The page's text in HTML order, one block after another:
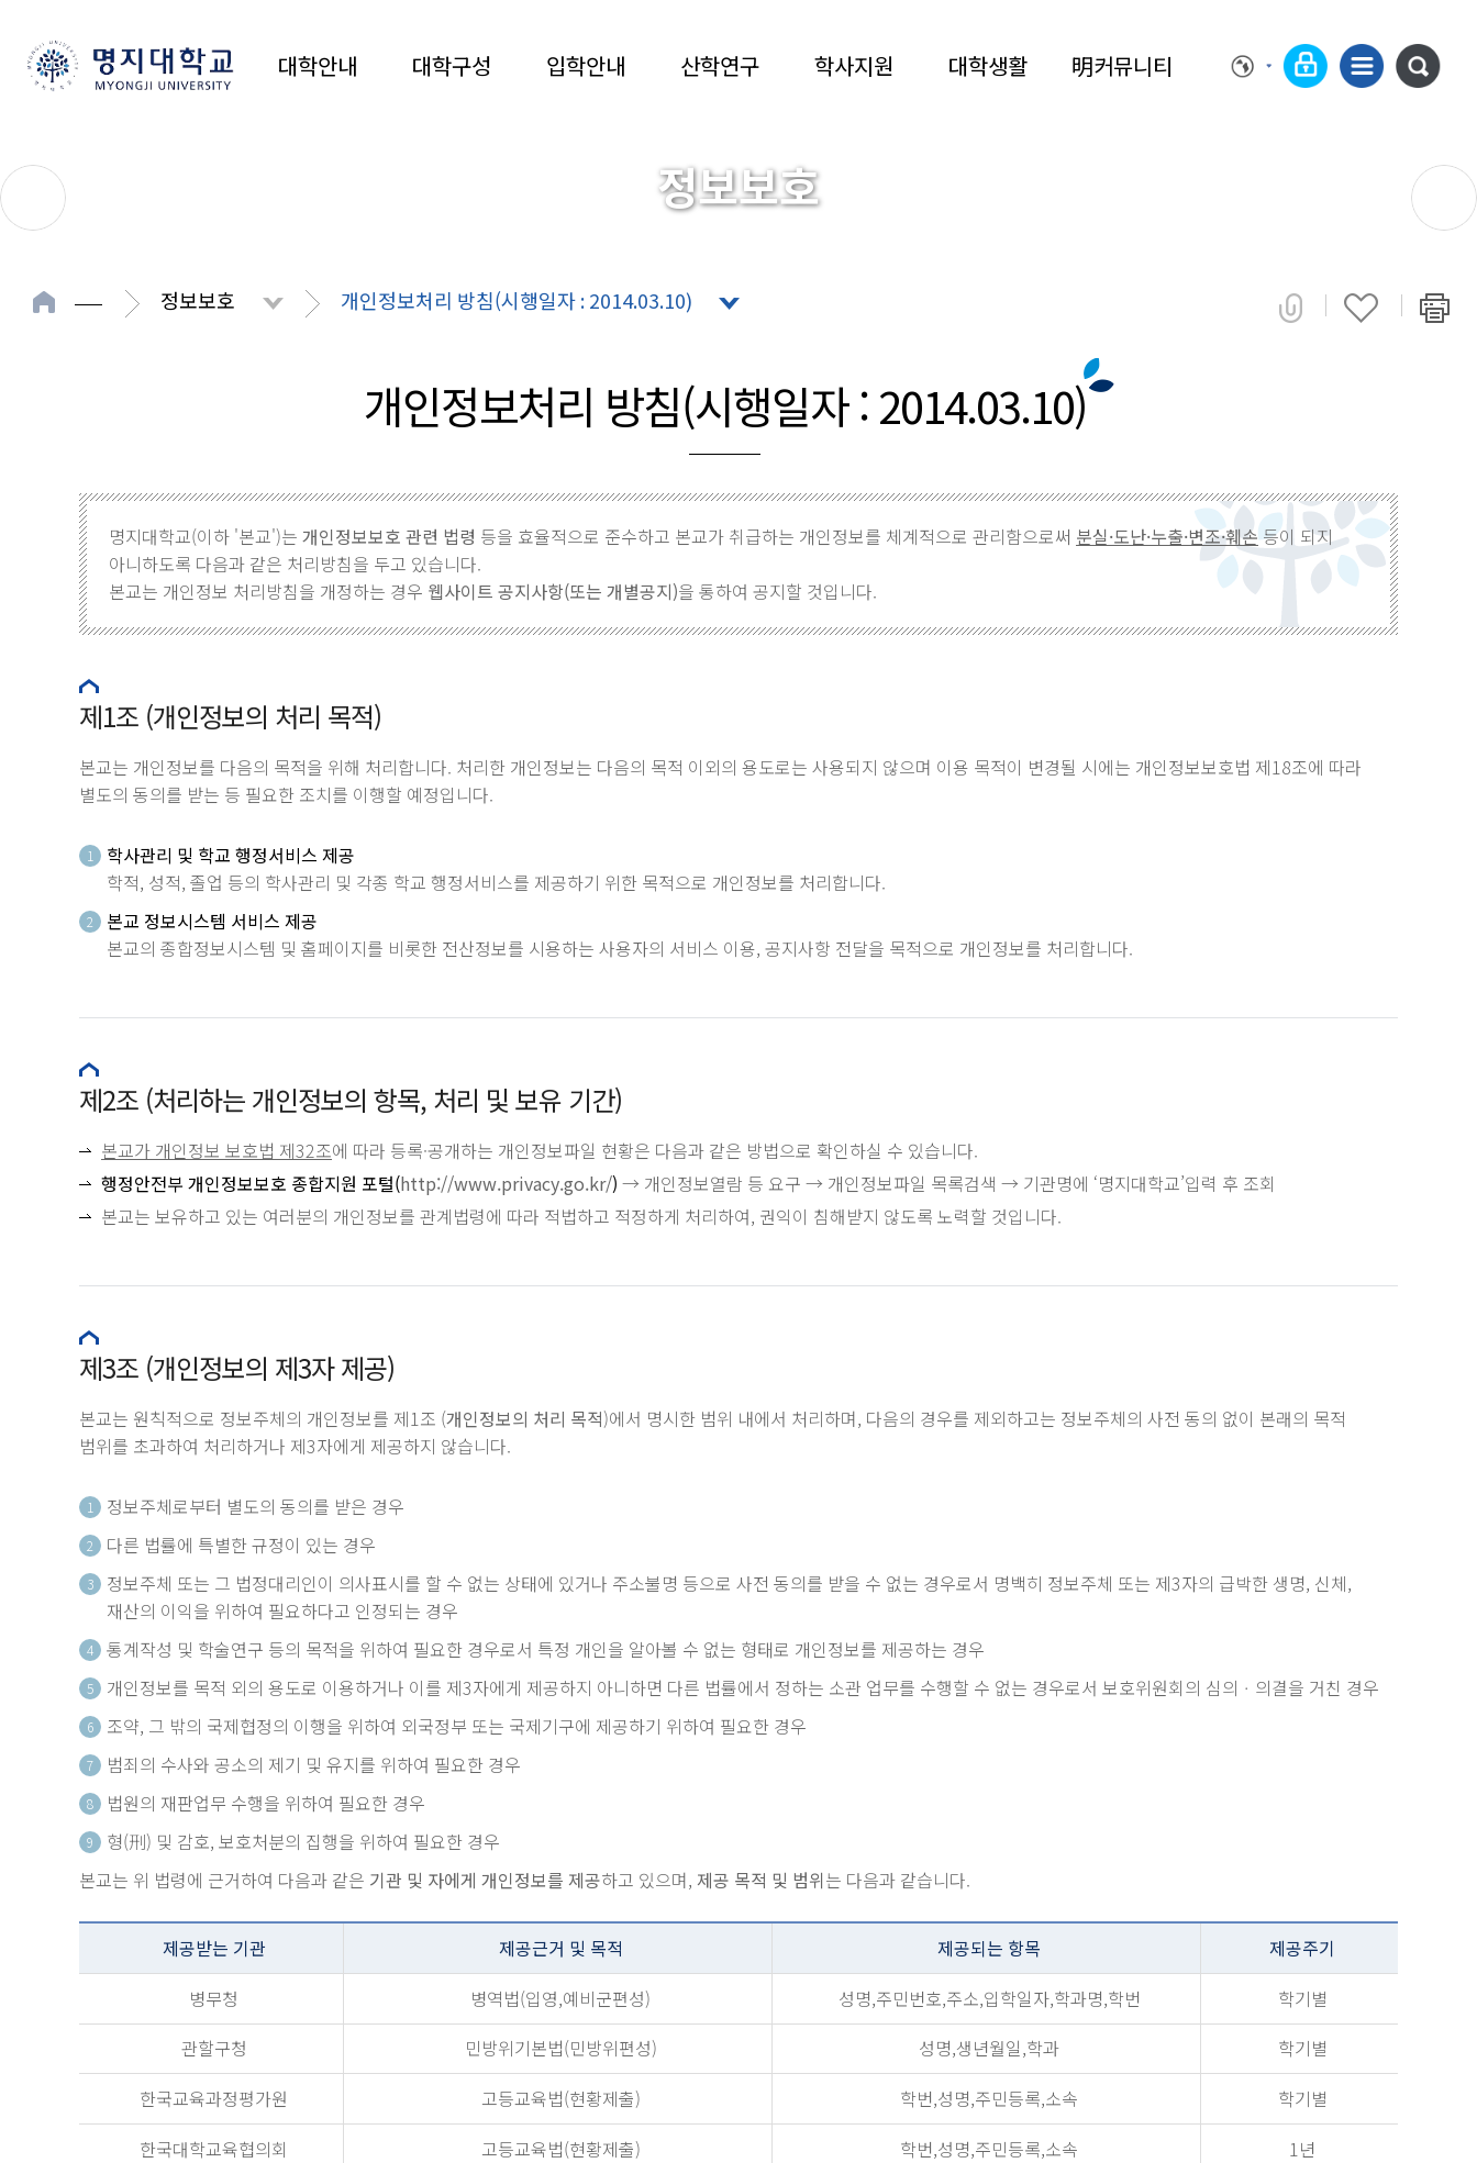
대학안내 대학구성 입학안내 산학연구 학사지원 대학생활 明커뮤니티
정보보호
정보보호 개인정보처리 방침(시행일자 : 2014.03.10)
개인정보처리 방침(시행일자 : 2014.03.10)
명지대학교(이하 '본교')는 개인정보보호 관련 법령 등을 효율적으로 준수하고 본교가 취급하는 개인정보를 체계적으로 관리함으로써 분실·도난·누출·변조·훼손등이 되지
아니하도록 다음과 같은 처리방침을 두고 있습니다.
본교는 개인정보 처리방침을 개정하는 경우 웹사이트 공지사항(또는 개별공지)을 통하여 공지할 것입니다.
제1조 (개인정보의 처리 목적)
본교는 개인정보를 다음의 목적을 위해 처리합니다. 처리한 개인정보는 다음의 목적 이외의 용도로는 사용되지 않으며 이용 목적이 변경될 시에는 개인정보보호법 제18조에 따라
별도의 동의를 받는 등 필요한 조치를 이행할 예정입니다.
1
학사관리 및 학교 행정서비스 제공
학적, 성적, 졸업 등의 학사관리 및 각종 학교 행정서비스를 제공하기 위한 목적으로 개인정보를 처리합니다.
2
본교 정보시스템 서비스 제공
본교의 종합정보시스템 및 홈페이지를 비롯한 전산정보를 시용하는 사용자의 서비스 이용, 공지사항 전달을 목적으로 개인정보를 처리합니다.
제2조 (처리하는 개인정보의 항목, 처리 및 보유 기간)
본교가 개인정보 보호법 제32조에 따라 등록·공개하는 개인정보파일 현황은 다음과 같은 방법으로 확인하실 수 있습니다.
행정안전부 개인정보보호 종합지원 포털(http://www.privacy.go.kr/) → 개인정보열람 등 요구 → 개인정보파일 목록검색 → 기관명에 ‘명지대학교’입력 후 조회
본교는 보유하고 있는 여러분의 개인정보를 관계법령에 따라 적법하고 적정하게 처리하여, 권익이 침해받지 않도록 노력할 것입니다.
제3조 (개인정보의 제3자 제공)
본교는 원칙적으로 정보주체의 개인정보를 제1조 (개인정보의 처리 목적)에서 명시한 범위 내에서 처리하며, 다음의 경우를 제외하고는 정보주체의 사전 동의 없이 본래의 목적
범위를 초과하여 처리하거나 제3자에게 제공하지 않습니다.
1 정보주체로부터 별도의 동의를 받은 경우
2 다른 법률에 특별한 규정이 있는 경우
3
정보주체 또는 그 법정대리인이 의사표시를 할 수 없는 상태에 있거나 주소불명 등으로 사전 동의를 받을 수 없는 경우로서 명백히 정보주체 또는 제3자의 급박한 생명, 신체,
재산의 이익을 위하여 필요하다고 인정되는 경우
4 통계작성 및 학술연구 등의 목적을 위하여 필요한 경우로서 특정 개인을 알아볼 수 없는 형태로 개인정보를 제공하는 경우
5 개인정보를 목적 외의 용도로 이용하거나 이를 제3자에게 제공하지 아니하면 다른 법률에서 정하는 소관 업무를 수행할 수 없는 경우로서 보호위원회의 심의ㆍ의결을 거친 경우
6 조약, 그 밖의 국제협정의 이행을 위하여 외국정부 또는 국제기구에 제공하기 위하여 필요한 경우
7 범죄의 수사와 공소의 제기 및 유지를 위하여 필요한 경우
8 법원의 재판업무 수행을 위하여 필요한 경우
9
형(刑) 및 감호, 보호처분의 집행을 위하여 필요한 경우
본교는 위 법령에 근거하여 다음과 같은 기관 및 자에게 개인정보를 제공하고 있으며, 제공 목적 및 범위는 다음과 같습니다.
제공받는 기관 제공근거 및 목적 제공되는 항목
제공주기
병무청
병역법(입영,예비군편성) 성명,주민번호,주소,입학일자,학과명,학번
학기별
관할구청
민방위기본법(민방위편성) 성명,생년월일,학과
학기별
한국교육과정평가원
고등교육법(현황제출) 학번,성명,주민등록,소속
학기별
한국대학교육협의회
고등교육법(현황제출) 학번,성명,주민등록,소속
1년